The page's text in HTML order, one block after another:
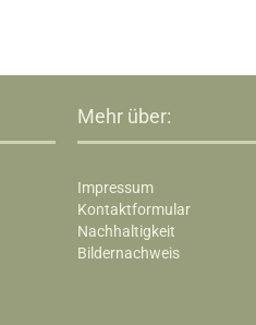
Mehr über:
Impressum
Kontaktformular
Nachhaltigkeit
Bildernachweis